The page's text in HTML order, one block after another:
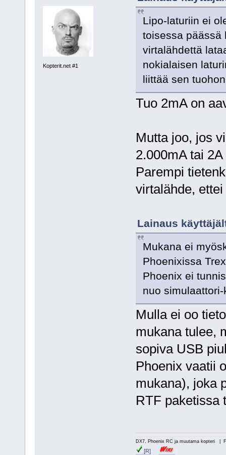
Kopterit.net #1
Lipo-laturiin ei
toisessa
virtalähdettä
nokialaisen
liittää sen
Tuo 2mA on
Mutta joo, jos
2.000mA tai
Parempi
virtalähde,
Lainaus
Mukana ei
Phoenixissa
Phoenix ei
nuo
Mulla ei oo
mukana tulee,
sopiva USB
Phoenix vaatii
mukana), joka
RTF paketissa
DX7, Phoenix RC ja muutama kopteri |
[R]